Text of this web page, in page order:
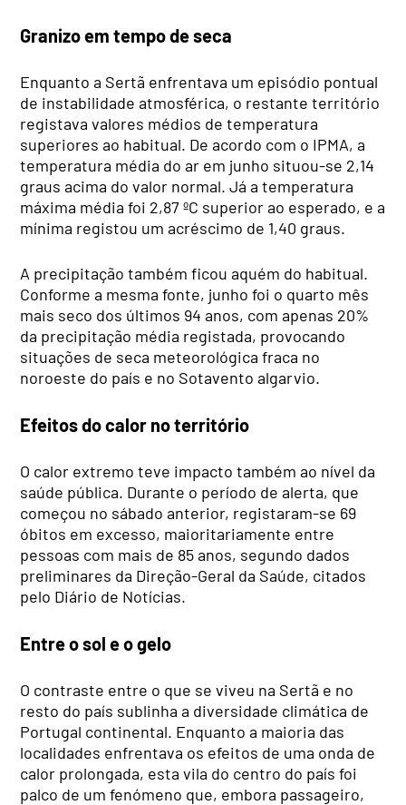
Granizo em tempo de seca
Enquanto a Sertã enfrentava um episódio pontual
de instabilidade atmosférica, o restante território
registava valores médios de temperatura
superiores ao habitual. De acordo com o IPMA, a
temperatura média do ar em junho situou-se 2,14
graus acima do valor normal. Já a temperatura
máxima média foi 2,87 ºC superior ao esperado, e a
mínima registou um acréscimo de 1,40 graus.
A precipitação também ficou aquém do habitual.
Conforme a mesma fonte, junho foi o quarto mês
mais seco dos últimos 94 anos, com apenas 20%
da precipitação média registada, provocando
situações de seca meteorológica fraca no
noroeste do país e no Sotavento algarvio.
Efeitos do calor no território
O calor extremo teve impacto também ao nível da
saúde pública. Durante o período de alerta, que
começou no sábado anterior, registaram-se 69
óbitos em excesso, maioritariamente entre
pessoas com mais de 85 anos, segundo dados
preliminares da Direção-Geral da Saúde, citados
pelo Diário de Notícias.
Entre o sol e o gelo
O contraste entre o que se viveu na Sertã e no
resto do país sublinha a diversidade climática de
Portugal continental. Enquanto a maioria das
localidades enfrentava os efeitos de uma onda de
calor prolongada, esta vila do centro do país foi
palco de um fenómeno que, embora passageiro,